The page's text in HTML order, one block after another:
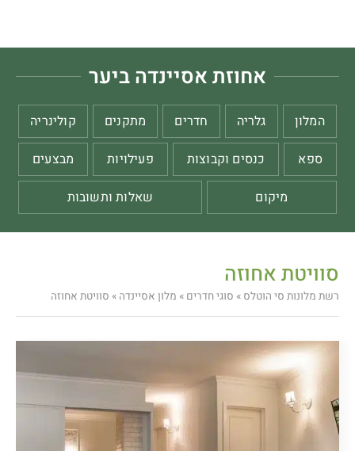
אחוזת אסיינדה ביער
המלון גלריה חדרים מתקנים
קולינריה
ספא
כנסים וקבוצות פעילויות
מבצעים
מיקום
שאלות ותשובות
סוויטת אחוזה
רשת מלונות סי הוטלס » סוגי חדרים » מלון אסיינדה » סוויטת אחוזה